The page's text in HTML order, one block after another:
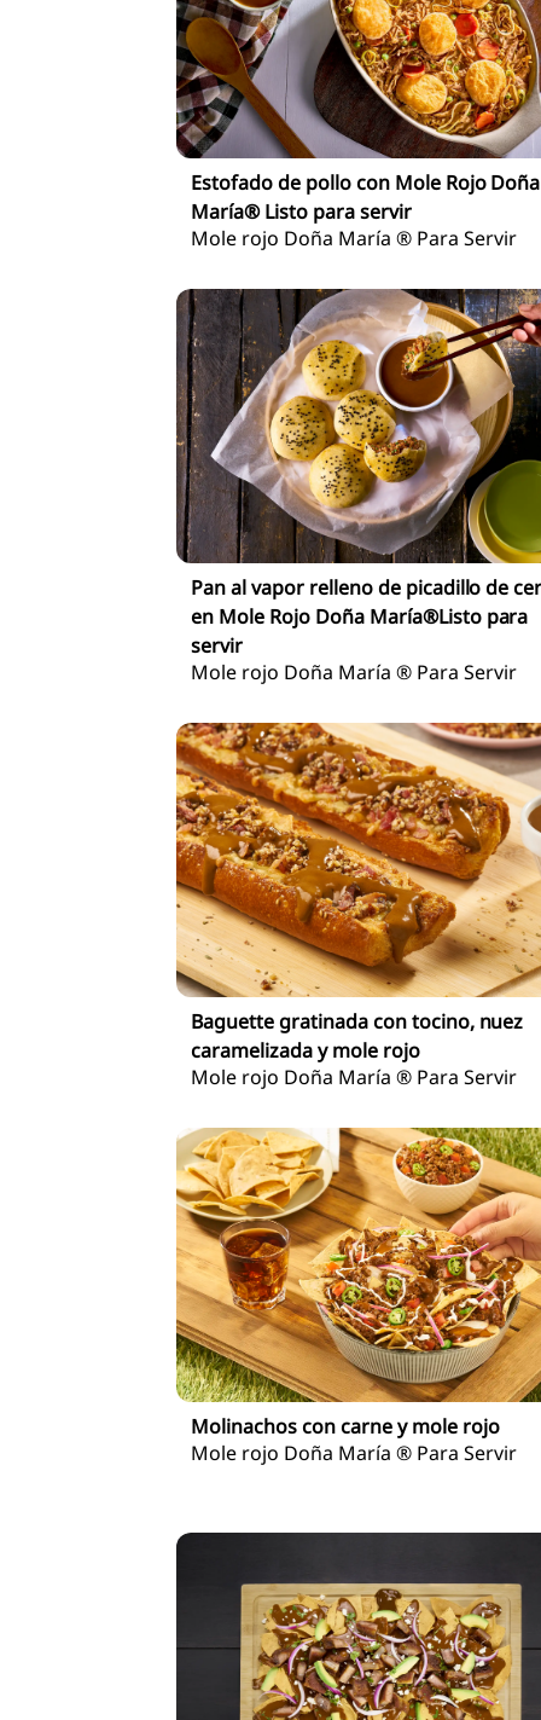
Estofado de pollo con Mole Rojo Doña
María® Listo para servir
Mole rojo Doña María ® Para Servir
Pan al vapor relleno de picadillo de
en Mole Rojo Doña María®Listo para
servir
Mole rojo Doña María ® Para Servir
Baguette gratinada con tocino, nuez
caramelizada y mole rojo
Mole rojo Doña María ® Para Servir
Molinachos con carne y mole rojo
Mole rojo Doña María ® Para Servir